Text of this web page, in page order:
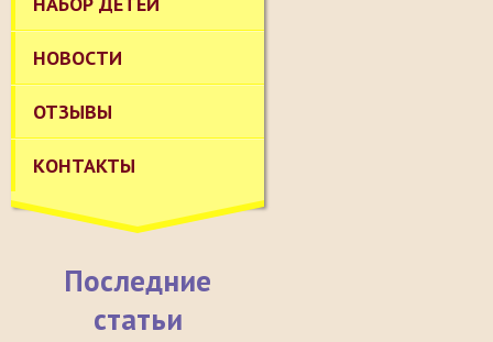
НОВОСТИ
ОТЗЫВЫ
КОНТАКТЫ
Последние
статьи